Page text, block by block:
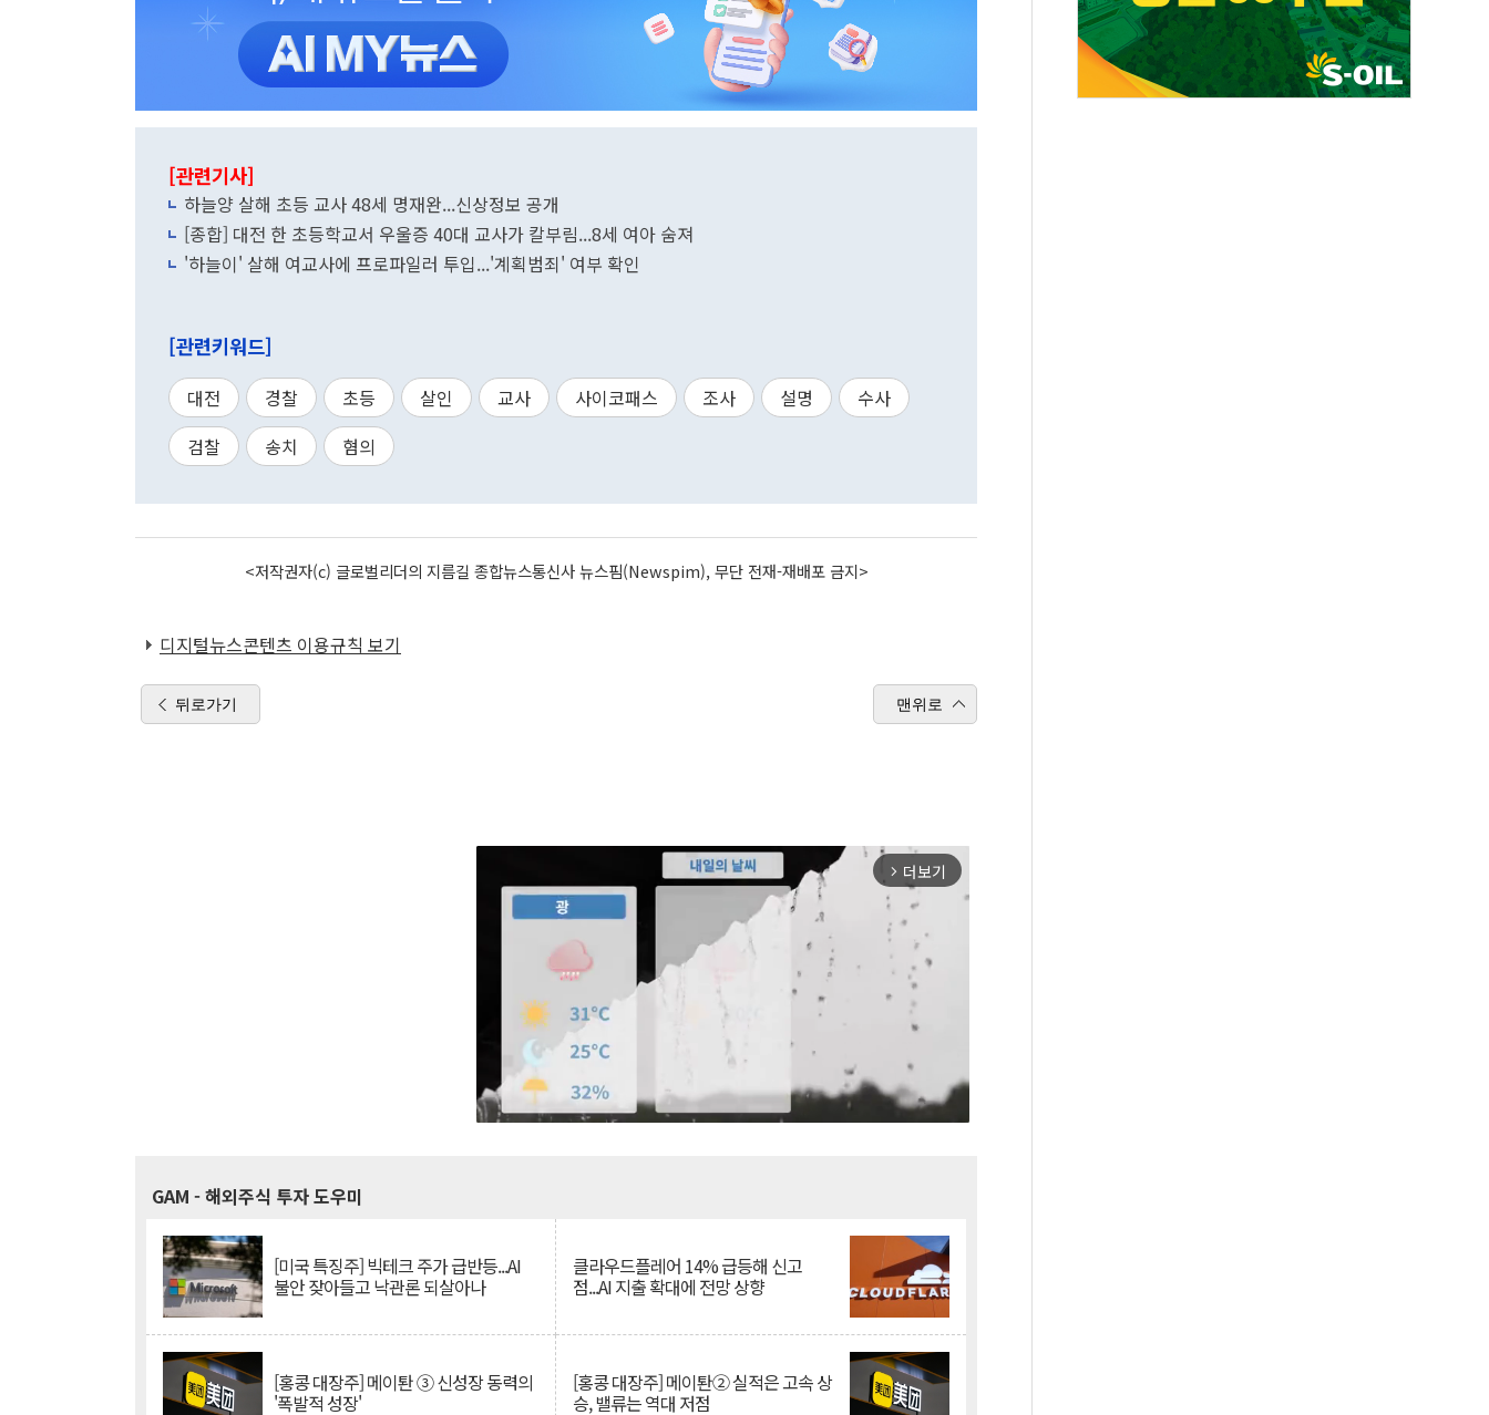
[관련기사]
하늘양 살해 초등 교사 48세 명재완...신상정보 공개
[종합] 대전 한 초등학교서 우울증 40대 교사가 칼부림...8세 여아 숨져
'하늘이' 살해 여교사에 프로파일러 투입...'계획범죄' 여부 확인
[관련키워드]
대전 경찰 초등 살인 교사 사이코패스 조사 설명
수사
검찰
송치 혐의
<저작권자(c) 글로벌리더의 지름길 종합뉴스통신사 뉴스핌(Newspim), 무단 전재-재배포 금지>
디지털뉴스콘텐츠 이용규칙 보기
뒤로가기 맨위로
arrow_forward_ios 더보기
GAM - 해외주식 투자 도우미
[미국 특징주] 빅테크 주가 급반등...AI
불안 잦아들고 낙관론 되살아나
클라우드플레어 14% 급등해 신고
점...AI 지출 확대에 전망 상향
[홍콩 대장주] 메이퇀 ③ 신성장 동력의
'폭발적 성장'
[홍콩 대장주] 메이퇀② 실적은 고속 상
승, 밸류는 역대 저점